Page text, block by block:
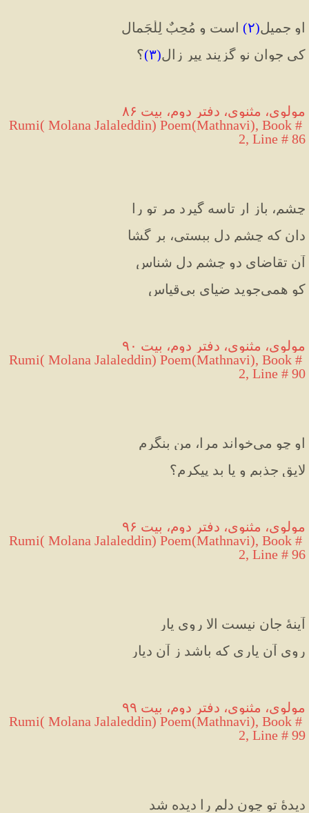
او جمیل(۲)
است و مُحِبٌ لِلْجَمال
کی جوان نو گزیند پیر زال(۳) ؟
مولوی، مثنوی، دفتر دوم، بیت ۸۶
Rumi( Molana Jalaleddin) Poem(Mathnavi), Book #
2, Line # 86
چشم، باز ار تاسه گیرد مر تو را
دان که چشم دل ببستی، بر گُشا
آن تقاضای دو چشم دل شناس
کو همی‌جوید ضیای بی‌قیاس
مولوی، مثنوی، دفتر دوم، بیت ۹۰
Rumi( Molana Jalaleddin) Poem(Mathnavi), Book #
2, Line # 90
او چو می‌خواند مرا، من بنگرم
لایق جذبم و یا بد پیکرم؟
مولوی، مثنوی، دفتر دوم، بیت ۹۶
Rumi( Molana Jalaleddin) Poem(Mathnavi), Book #
2, Line # 96
آینهٔ جان نیست الا روی یار
روی آن یاری که باشد ز آن دیار
مولوی، مثنوی، دفتر دوم، بیت ۹۹
Rumi( Molana Jalaleddin) Poem(Mathnavi), Book #
2, Line # 99
دیدهٔ تو چون دلم را دیده شد